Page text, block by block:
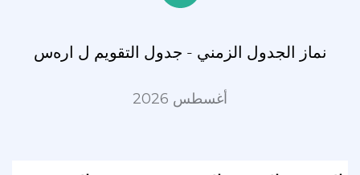
نماز الجدول الزمني - جدول التقويم ل ارەس
أغسطس 2026